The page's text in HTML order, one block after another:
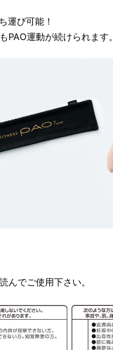
運び可能！
PAO運動が続けられます。
んでご使用下さい。